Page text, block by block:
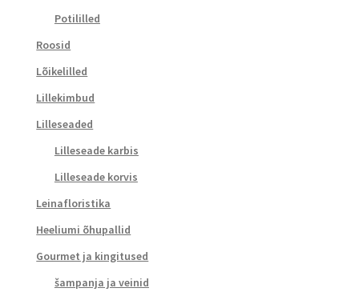
Potililled
Roosid
Lõikelilled
Lillekimbud
Lilleseaded
Lilleseade karbis
Lilleseade korvis
Leinafloristika
Heeliumi õhupallid
Gourmet ja kingitused
šampanja ja veinid